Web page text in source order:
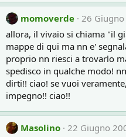
momoverde 26
allora, il vivaio si chiama "il
mappe di qui ma nn e'
proprio nn riesci a trovarlo
spedisco in qualche modo!
dirti!! ciao! se vuoi
impegno!! ciao!!
Masolino 22 Giugno